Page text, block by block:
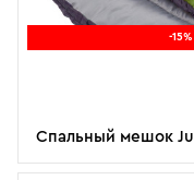
-
Спальный мешок